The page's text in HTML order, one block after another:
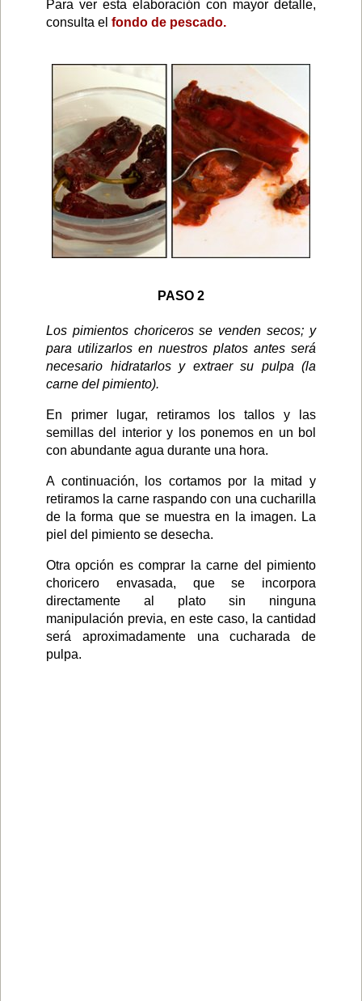
Para ver esta elaboración con mayor detalle,
consulta el fondo de pescado.
PASO 2
Los pimientos choriceros se venden secos; y
para utilizarlos en nuestros platos antes será
necesario hidratarlos y extraer su pulpa (la
carne del pimiento).
En primer lugar, retiramos los tallos y las
semillas del interior y los ponemos en un bol
con abundante agua durante una hora.
A continuación, los cortamos por la mitad y
retiramos la carne raspando con una cucharilla
de la forma que se muestra en la imagen. La
piel del pimiento se desecha.
Otra opción es comprar la carne del pimiento
choricero envasada, que se incorpora
directamente al plato sin ninguna
manipulación previa, en este caso, la cantidad
será aproximadamente una cucharada de
pulpa.